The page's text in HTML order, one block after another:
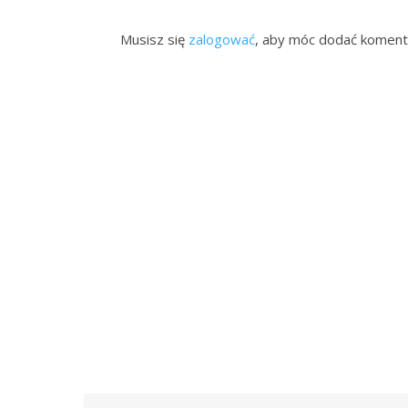
Musisz się zalogować, aby móc dodać